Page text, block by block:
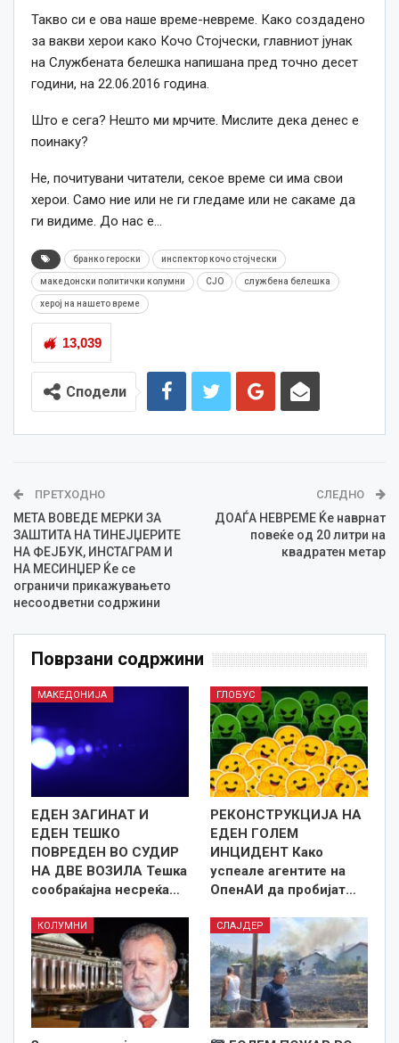
Такво си е ова наше време-невреме. Како создадено
за вакви херои како Кочо Стојчески, главниот јунак
на Службената белешка напишана пред точно десет
години, на 22.06.2016 година.
Што е сега? Нешто ми мрчите. Мислите дека денес е
поинаку?
Не, почитувани читатели, секое време си има свои
херои. Само ние или не ги гледаме или не сакаме да
ги видиме. До нас е…
бранко героски инспектор кочо стојчески
македонски политички колумни СЈО службена белешка
херој на нашето време
13,039
Сподели
ПРЕТХОДНО
МЕТА ВОВЕДЕ МЕРКИ ЗА
ЗАШТИТА НА ТИНЕЈЏЕРИТЕ
НА ФЕЈБУК, ИНСТАГРАМ И
НА МЕСИНЏЕР Ќе се
ограничи прикажувањето
несоодветни содржини
СЛЕДНО
ДОАЃА НЕВРЕМЕ Ќе наврнат
повеќе од 20 литри на
квадратен метар
Поврзани содржини
МАКЕДОНИЈА
ЕДЕН ЗАГИНАТ И
ЕДЕН ТЕШКО
ПОВРЕДЕН ВО СУДИР
НА ДВЕ ВОЗИЛА Тешка
сообраќајна несреќа…
ГЛОБУС
РЕКОНСТРУКЦИЈА НА
ЕДЕН ГОЛЕМ
ИНЦИДЕНТ Како
успеале агентите на
ОпенАИ да пробијат…
КОЛУМНИ СЛАЈДЕР